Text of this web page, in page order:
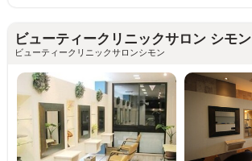
ビューティークリニックサロン シモン
ビューティークリニックサロンシモン